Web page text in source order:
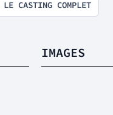
CASTING COMPLET
IMAGES